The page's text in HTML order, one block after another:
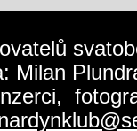
Milan